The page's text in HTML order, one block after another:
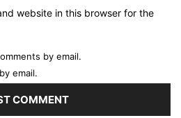
website in this browser for the
by email.
email.